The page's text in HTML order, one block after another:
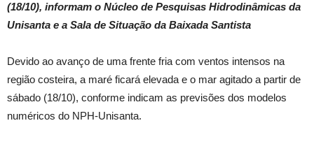
(18/10), informam o Núcleo de Pesquisas Hidrodinâmicas da
Unisanta e a Sala de Situação da Baixada Santista
Devido ao avanço de uma frente fria com ventos intensos na
região costeira, a maré ficará elevada e o mar agitado a partir de
sábado (18/10), conforme indicam as previsões dos modelos
numéricos do NPH-Unisanta.